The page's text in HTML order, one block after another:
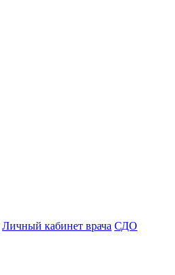
Личный кабинет врача СДО